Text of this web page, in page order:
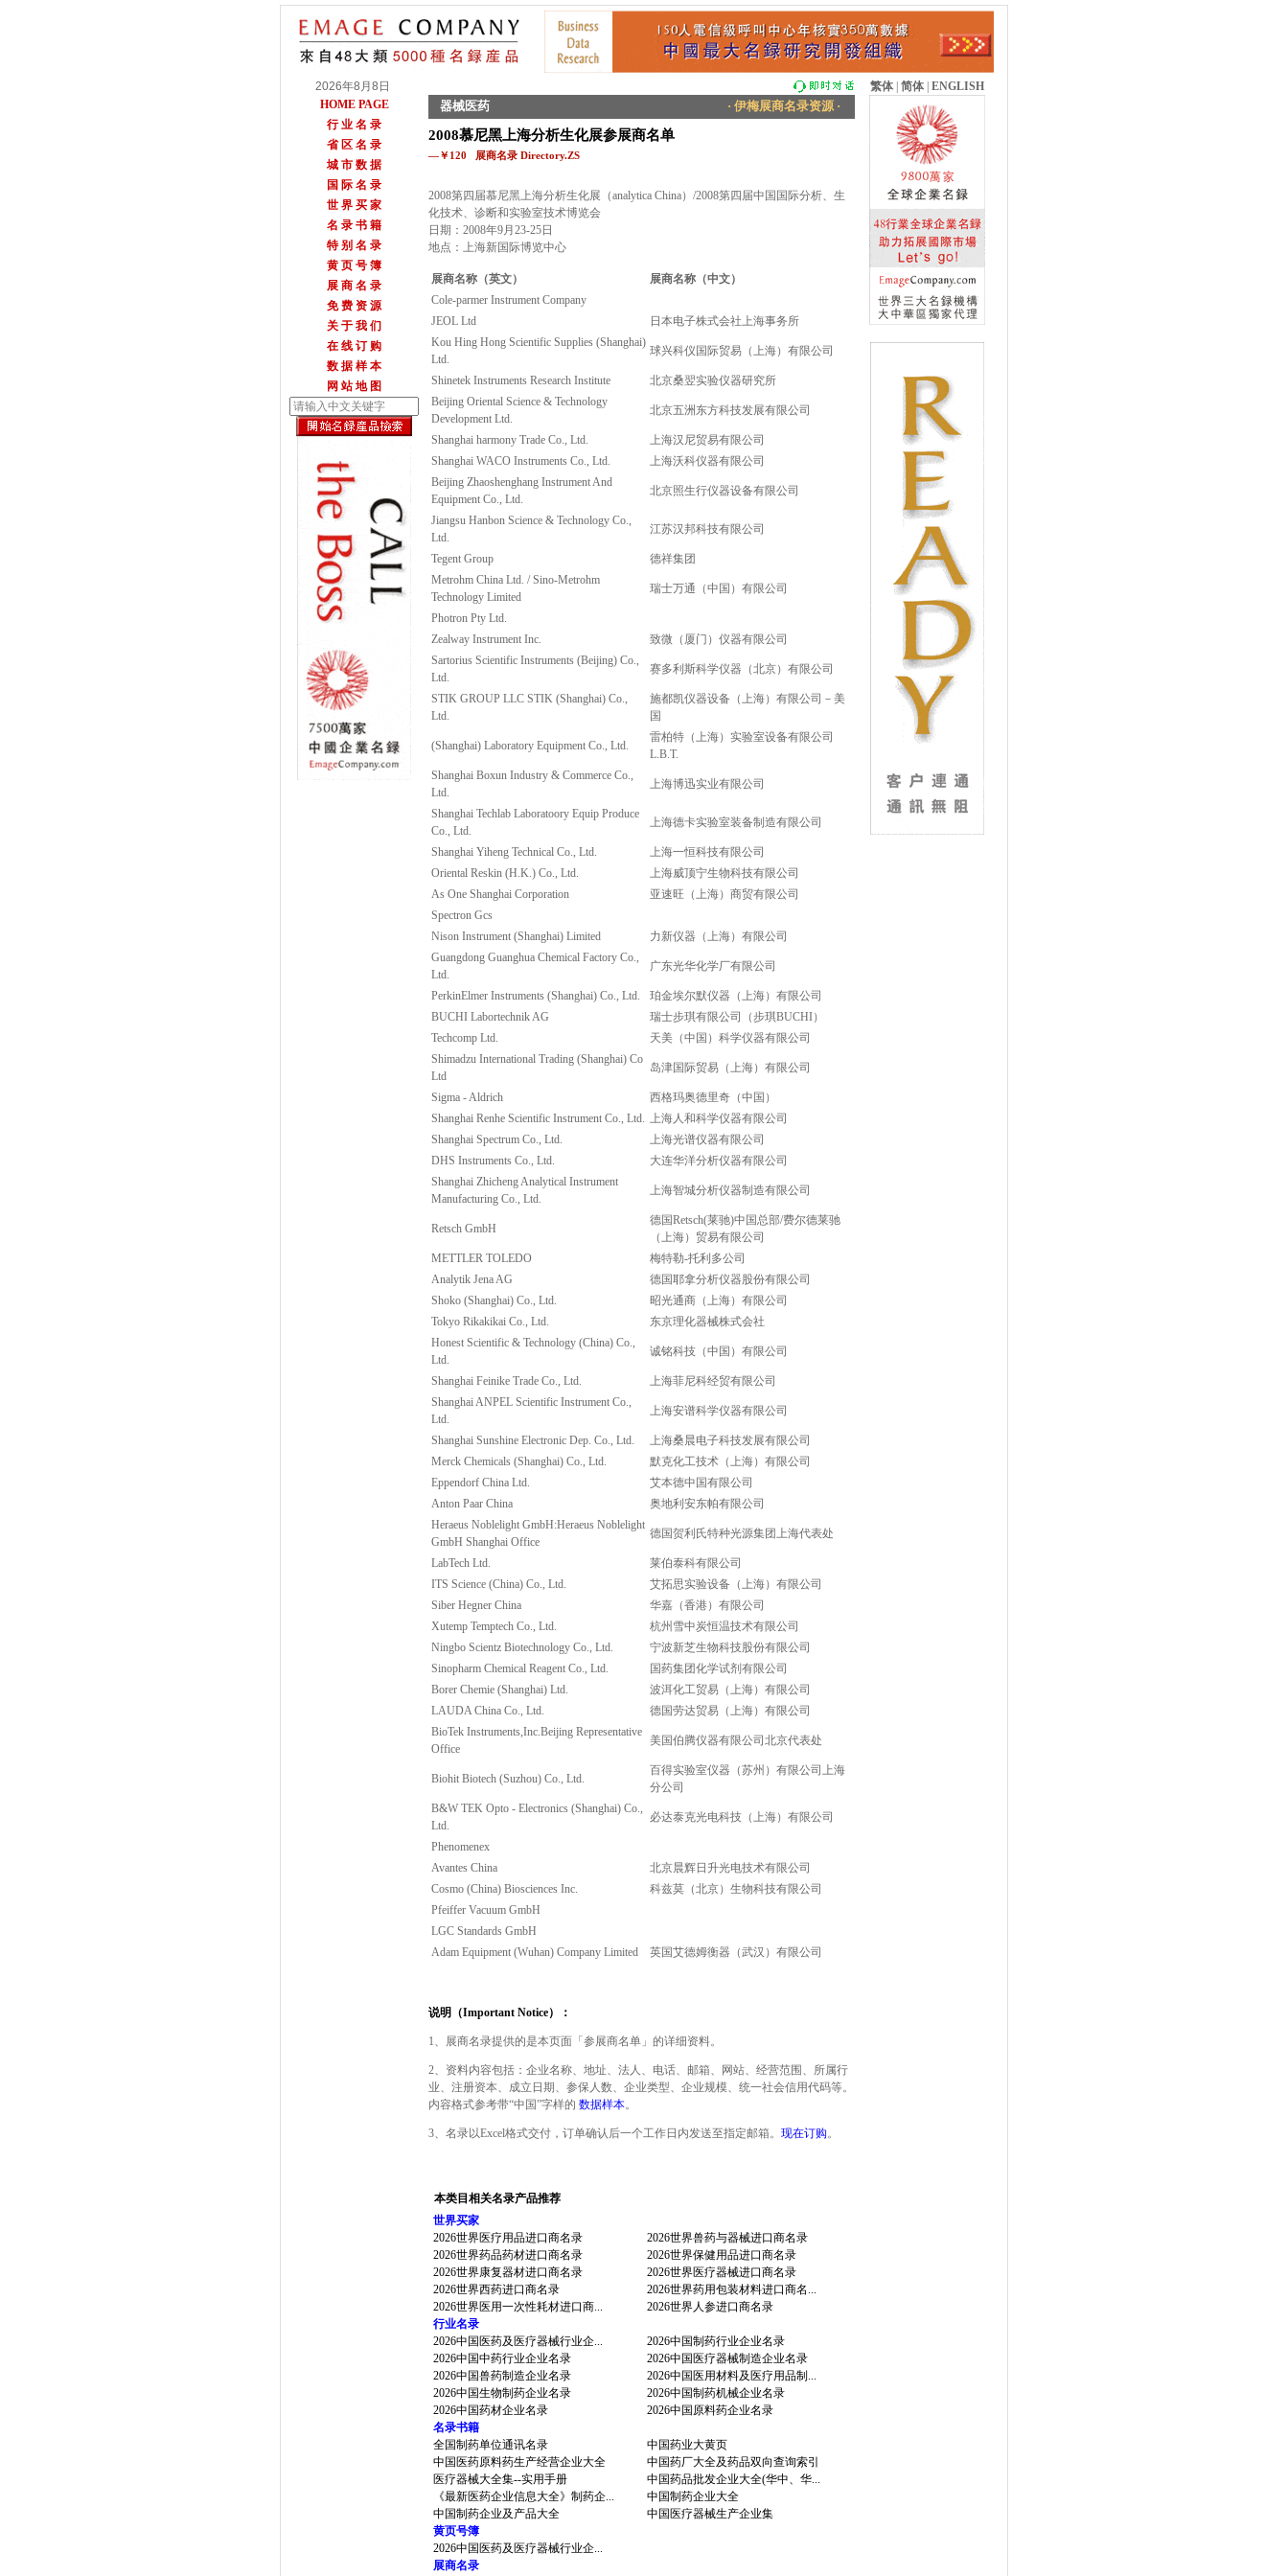
2026年8月8日 繁体 简体 ENGLISH
HOME PAGE
行 业 名 录
省 区 名 录
城 市 数 据
国 际 名 录
世 界 买 家
名 录 书 籍
特 别 名 录
黄 页 号 簿
展 商 名 录
免 费 资 源
关 于 我 们
在 线 订 购
数 据 样 本
网 站 地 图
器械医药 · 伊梅展商名录资源 ·
2008慕尼黑上海分析生化展参展商名单
—￥120 展商名录 Directory.ZS
2008第四届慕尼黑上海分析生化展（analytica China）/2008第四届中国国际分析、生
化技术、诊断和实验室技术博览会
日期：2008年9月23-25日
地点：上海新国际博览中心
展商名称（英文）
展商名称（中文）
Cole-parmer Instrument Company
JEOL Ltd
日本电子株式会社上海事务所
Kou Hing Hong Scientific Supplies (Shanghai)
Ltd.
球兴科仪国际贸易（上海）有限公司
Shinetek Instruments Research Institute
北京桑翌实验仪器研究所
Beijing Oriental Science & Technology
Development Ltd.
北京五洲东方科技发展有限公司
Shanghai harmony Trade Co., Ltd.
上海汉尼贸易有限公司
Shanghai WACO Instruments Co., Ltd.
上海沃科仪器有限公司
Beijing Zhaoshenghang Instrument And
Equipment Co., Ltd.
北京照生行仪器设备有限公司
Jiangsu Hanbon Science & Technology Co.,
Ltd.
江苏汉邦科技有限公司
Tegent Group
德祥集团
Metrohm China Ltd. / Sino-Metrohm
Technology Limited
瑞士万通（中国）有限公司
Photron Pty Ltd.
Zealway Instrument Inc.
致微（厦门）仪器有限公司
Sartorius Scientific Instruments (Beijing) Co.,
Ltd.
赛多利斯科学仪器（北京）有限公司
STIK GROUP LLC STIK (Shanghai) Co.,
Ltd.
施都凯仪器设备（上海）有限公司－美
国
(Shanghai) Laboratory Equipment Co., Ltd.
雷柏特（上海）实验室设备有限公司
L.B.T.
Shanghai Boxun Industry & Commerce Co.,
Ltd.
上海博迅实业有限公司
Shanghai Techlab Laboratoory Equip Produce
Co., Ltd.
上海德卡实验室装备制造有限公司
Shanghai Yiheng Technical Co., Ltd.
上海一恒科技有限公司
Oriental Reskin (H.K.) Co., Ltd.
上海威顶宁生物科技有限公司
As One Shanghai Corporation
亚速旺（上海）商贸有限公司
Spectron Gcs
Nison Instrument (Shanghai) Limited
力新仪器（上海）有限公司
Guangdong Guanghua Chemical Factory Co.,
Ltd.
广东光华化学厂有限公司
PerkinElmer Instruments (Shanghai) Co., Ltd.
珀金埃尔默仪器（上海）有限公司
BUCHI Labortechnik AG
瑞士步琪有限公司（步琪BUCHI）
Techcomp Ltd.
天美（中国）科学仪器有限公司
Shimadzu International Trading (Shanghai) Co
Ltd
岛津国际贸易（上海）有限公司
Sigma - Aldrich
西格玛奥德里奇（中国）
Shanghai Renhe Scientific Instrument Co., Ltd. 上海人和科学仪器有限公司
Shanghai Spectrum Co., Ltd.
上海光谱仪器有限公司
DHS Instruments Co., Ltd.
大连华洋分析仪器有限公司
Shanghai Zhicheng Analytical Instrument
Manufacturing Co., Ltd.
上海智城分析仪器制造有限公司
Retsch GmbH
德国Retsch(莱驰)中国总部/费尔德莱驰
（上海）贸易有限公司
METTLER TOLEDO
梅特勒-托利多公司
Analytik Jena AG
德国耶拿分析仪器股份有限公司
Shoko (Shanghai) Co., Ltd.
昭光通商（上海）有限公司
Tokyo Rikakikai Co., Ltd.
东京理化器械株式会社
Honest Scientific & Technology (China) Co.,
Ltd.
诚铭科技（中国）有限公司
Shanghai Feinike Trade Co., Ltd.
上海菲尼科经贸有限公司
Shanghai ANPEL Scientific Instrument Co.,
Ltd.
上海安谱科学仪器有限公司
Shanghai Sunshine Electronic Dep. Co., Ltd.
上海桑晨电子科技发展有限公司
Merck Chemicals (Shanghai) Co., Ltd.
默克化工技术（上海）有限公司
Eppendorf China Ltd.
艾本德中国有限公司
Anton Paar China
奥地利安东帕有限公司
Heraeus Noblelight GmbH:Heraeus Noblelight
GmbH Shanghai Office
德国贺利氏特种光源集团上海代表处
LabTech Ltd.
莱伯泰科有限公司
ITS Science (China) Co., Ltd.
艾拓思实验设备（上海）有限公司
Siber Hegner China
华嘉（香港）有限公司
Xutemp Temptech Co., Ltd.
杭州雪中炭恒温技术有限公司
Ningbo Scientz Biotechnology Co., Ltd.
宁波新芝生物科技股份有限公司
Sinopharm Chemical Reagent Co., Ltd.
国药集团化学试剂有限公司
Borer Chemie (Shanghai) Ltd.
波洱化工贸易（上海）有限公司
LAUDA China Co., Ltd.
德国劳达贸易（上海）有限公司
BioTek Instruments,Inc.Beijing Representative
Office
美国伯腾仪器有限公司北京代表处
Biohit Biotech (Suzhou) Co., Ltd.
百得实验室仪器（苏州）有限公司上海
分公司
B&W TEK Opto - Electronics (Shanghai) Co.,
Ltd.
必达泰克光电科技（上海）有限公司
Phenomenex
Avantes China
北京晨辉日升光电技术有限公司
Cosmo (China) Biosciences Inc.
科兹莫（北京）生物科技有限公司
Pfeiffer Vacuum GmbH
LGC Standards GmbH
Adam Equipment (Wuhan) Company Limited
英国艾德姆衡器（武汉）有限公司
说明（Important Notice）：
1、展商名录提供的是本页面「参展商名单」的详细资料。
2、资料内容包括：企业名称、地址、法人、电话、邮箱、网站、经营范围、所属行
业、注册资本、成立日期、参保人数、企业类型、企业规模、统一社会信用代码等。
内容格式参考带“中国”字样的 数据样本。
3、名录以Excel格式交付，订单确认后一个工作日内发送至指定邮箱。 现在订购。
本类目相关名录产品推荐
世界买家
2026世界医疗用品进口商名录
2026世界兽药与器械进口商名录
2026世界药品药材进口商名录
2026世界保健用品进口商名录
2026世界康复器材进口商名录
2026世界医疗器械进口商名录
2026世界西药进口商名录
2026世界药用包装材料进口商名...
2026世界医用一次性耗材进口商...
2026世界人参进口商名录
行业名录
2026中国医药及医疗器械行业企...
2026中国制药行业企业名录
2026中国中药行业企业名录
2026中国医疗器械制造企业名录
2026中国兽药制造企业名录
2026中国医用材料及医疗用品制...
2026中国生物制药企业名录
2026中国制药机械企业名录
2026中国药材企业名录
2026中国原料药企业名录
名录书籍
全国制药单位通讯名录
中国药业大黄页
中国医药原料药生产经营企业大全
中国药厂大全及药品双向查询索引
医疗器械大全集--实用手册
中国药品批发企业大全(华中、华...
《最新医药企业信息大全》制药企...
中国制药企业大全
中国制药企业及产品大全
中国医疗器械生产企业集
黄页号簿
2026中国医药及医疗器械行业企...
展商名录